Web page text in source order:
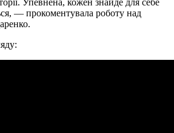
— прокоментувала роботу над